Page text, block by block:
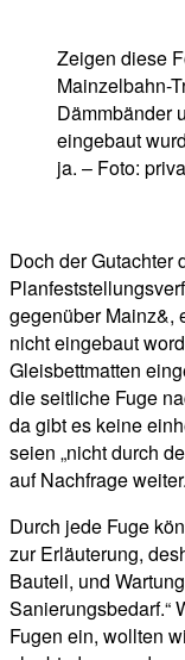
Zeigen diese
Mainzelbahn-
Dämmbänder
eingebaut
ja. – Foto:
Doch der Gutachter
gegenüber Mainz&,
nicht eingebaut
Gleisbettmatten
die seitliche Fuge
da gibt es keine
seien „nicht durch
auf Nachfrage weiter.
Durch jede Fuge
zur Erläuterung,
Bauteil, und
Sanierungsbedarf.“
Fugen ein, wollten